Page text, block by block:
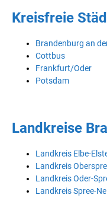
Kreisfreie
Brandenburg an
Cottbus
Frankfurt/Oder
Potsdam
Landkreise
Landkreis Elbe-
Landkreis
Landkreis Oder-
Landkreis Spree-